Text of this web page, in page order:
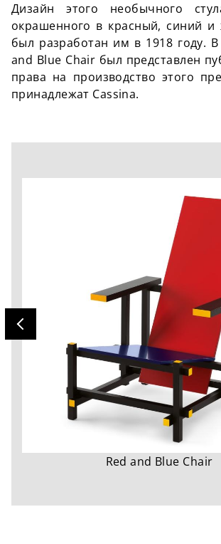
Дизайн этого необычного
окрашенного в красный, синий и
был разработан им в 1918 году. В
and Blue Chair был представлен
права на производство этого
принадлежат Cassina.
Red and Blue Chair